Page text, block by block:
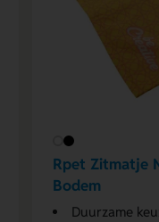
Rpet Zitmatje
Bodem
Duurzame